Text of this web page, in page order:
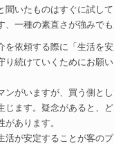
聞いたものはすぐに試し
、一種の素直さが強みで
を依頼する際に「生活を
り続けていくためにお願
ンがいますが、買う側と
ます。疑念があると、
あります。
活が安定することが客の